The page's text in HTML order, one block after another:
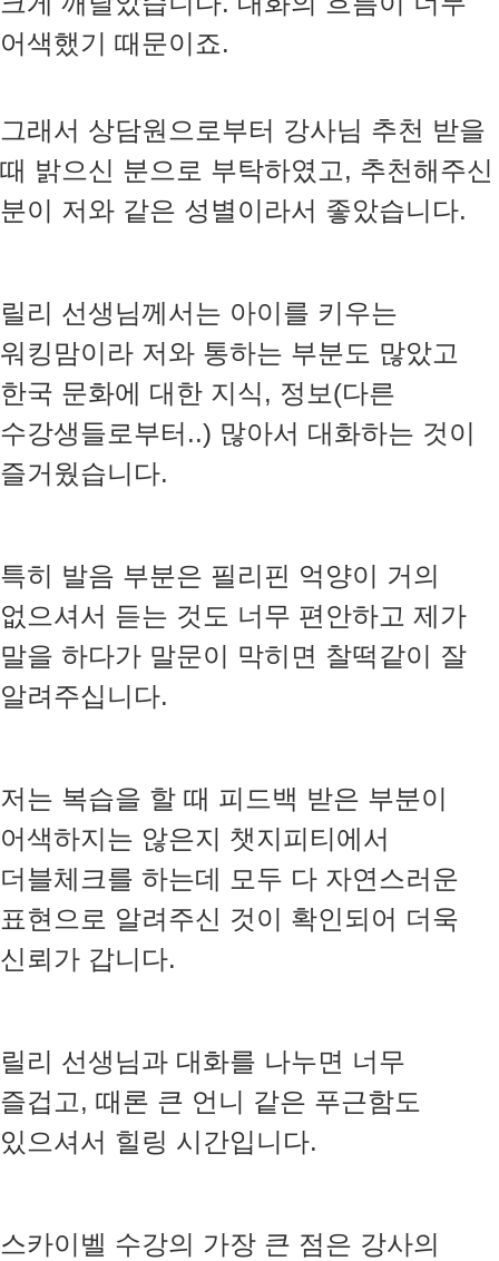
어색했기 때문이죠.
그래서 상담원으로부터 강사님 추천 받을
때 밝으신 분으로 부탁하였고, 추천해주신
분이 저와 같은 성별이라서 좋았습니다.
릴리 선생님께서는 아이를 키우는
워킹맘이라 저와 통하는 부분도 많았고
한국 문화에 대한 지식, 정보(다른
수강생들로부터..) 많아서 대화하는 것이
즐거웠습니다.
특히 발음 부분은 필리핀 억양이 거의
없으셔서 듣는 것도 너무 편안하고 제가
말을 하다가 말문이 막히면 찰떡같이 잘
알려주십니다.
저는 복습을 할 때 피드백 받은 부분이
어색하지는 않은지 챗지피티에서
더블체크를 하는데 모두 다 자연스러운
표현으로 알려주신 것이 확인되어 더욱
신뢰가 갑니다.
릴리 선생님과 대화를 나누면 너무
즐겁고, 때론 큰 언니 같은 푸근함도
있으셔서 힐링 시간입니다.
스카이벨 수강의 가장 큰 점은 강사의